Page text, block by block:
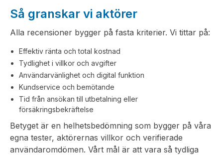
Så granskar vi aktörer
Alla recensioner bygger på fasta kriterier. Vi tittar på:
Effektiv ränta och total kostnad
Tydlighet i villkor och avgifter
Användarvänlighet och digital funktion
Kundservice och bemötande
Tid från ansökan till utbetalning eller
försäkringsbekräftelse
Betyget är en helhetsbedömning som bygger på våra
egna tester, aktörernas villkor och verifierade
användaromdömen. Vårt mål är att vara så tydliga